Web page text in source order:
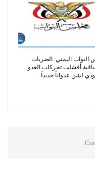
النواب اليمني: الضربات
أفشلت تحركات العدو
لشن عدواناً جديداً…